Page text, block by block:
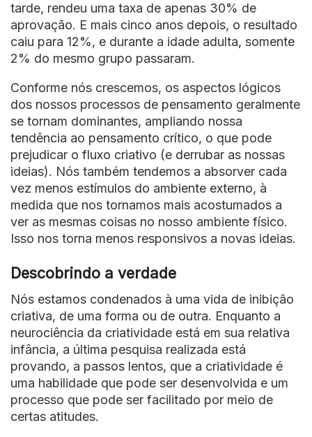
tarde, rendeu uma taxa de apenas 30% de
aprovação. E mais cinco anos depois, o resultado
caiu para 12%, e durante a idade adulta, somente
2% do mesmo grupo passaram.
Conforme nós crescemos, os aspectos lógicos
dos nossos processos de pensamento geralmente
se tornam dominantes, ampliando nossa
tendência ao pensamento crítico, o que pode
prejudicar o fluxo criativo (e derrubar as nossas
ideias). Nós também tendemos a absorver cada
vez menos estímulos do ambiente externo, à
medida que nos tornamos mais acostumados a
ver as mesmas coisas no nosso ambiente físico.
Isso nos torna menos responsivos a novas ideias.
Descobrindo a verdade
Nós estamos condenados à uma vida de inibição
criativa, de uma forma ou de outra. Enquanto a
neurociência da criatividade está em sua relativa
infância, a última pesquisa realizada está
provando, a passos lentos, que a criatividade é
uma habilidade que pode ser desenvolvida e um
processo que pode ser facilitado por meio de
certas atitudes.